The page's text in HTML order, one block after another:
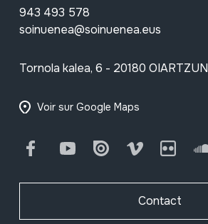
943 493 578
soinuenea@soinuenea.eus
Tornola kalea, 6 - 20180 OIARTZUN
Voir sur Google Maps
FacebookYoutube Issuu Vimeo Flickr
Contact